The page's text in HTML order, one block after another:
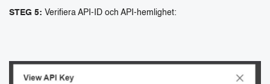
STEG 5: Verifiera API-ID och API-hemlighet: